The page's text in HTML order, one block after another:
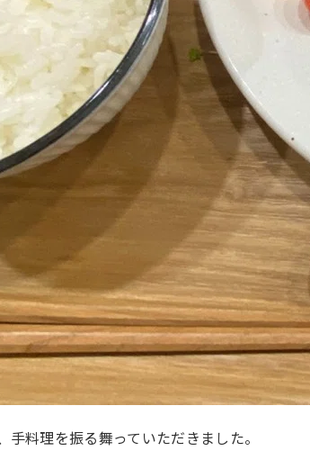
料理を振る舞っていただきました。